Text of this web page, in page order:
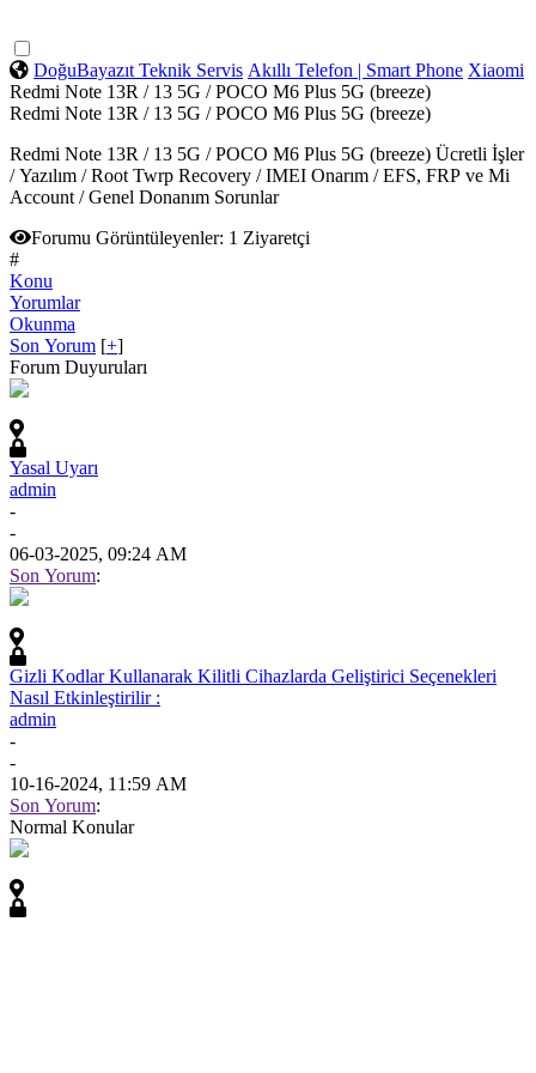
DoğuBayazıt Teknik Servis Akıllı Telefon | Smart Phone Xiaomi
Redmi Note 13R / 13 5G / POCO M6 Plus 5G (breeze)
Redmi Note 13R / 13 5G / POCO M6 Plus 5G (breeze)
Redmi Note 13R / 13 5G / POCO M6 Plus 5G (breeze) Ücretli İşler
/ Yazılım / Root Twrp Recovery / IMEI Onarım / EFS, FRP ve Mi
Account / Genel Donanım Sorunlar
Forumu Görüntüleyenler: 1 Ziyaretçi
#
Konu
Yorumlar
Okunma
Son Yorum [+]
Forum Duyuruları
Yasal Uyarı
admin
-
-
06-03-2025, 09:24 AM
Son Yorum:
Gizli Kodlar Kullanarak Kilitli Cihazlarda Geliştirici Seçenekleri
Nasıl Etkinleştirilir :
admin
-
-
10-16-2024, 11:59 AM
Son Yorum:
Normal Konular